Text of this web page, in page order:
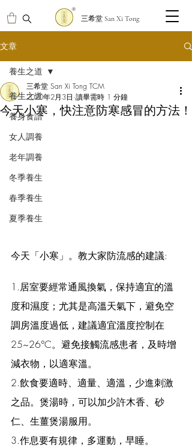
三希堂 San Xi Tong
文章
養生之道
養身食譜
女人調養
老年調養
冬季養生
春季養生
夏季養生
養生之道
今天小寒，快注意防寒感冒的方法！
三希堂 San Xi Tong TCM
2020年2月3日 讀畢需時 1 分鐘
今天「小寒」。教大家防流感的建議:
1.居室要經常通風換氣，保持適宜的溫
度和濕度；尤其是高溫天氣下，避免空
調房溫度過低，建議適宜溫度控制在
25~26°C。避免接觸流感患者，及時增
減衣物，以適寒溫。
2.飲食要適時、適量、適溫，少進刺激
之品。煲湯時，可以加少許木香、砂
仁、生薑煲湯服用。
3.作息要有規律，多運動，早睡。